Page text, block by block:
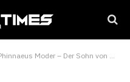
Moder – Der Sohn von Julia Roberts